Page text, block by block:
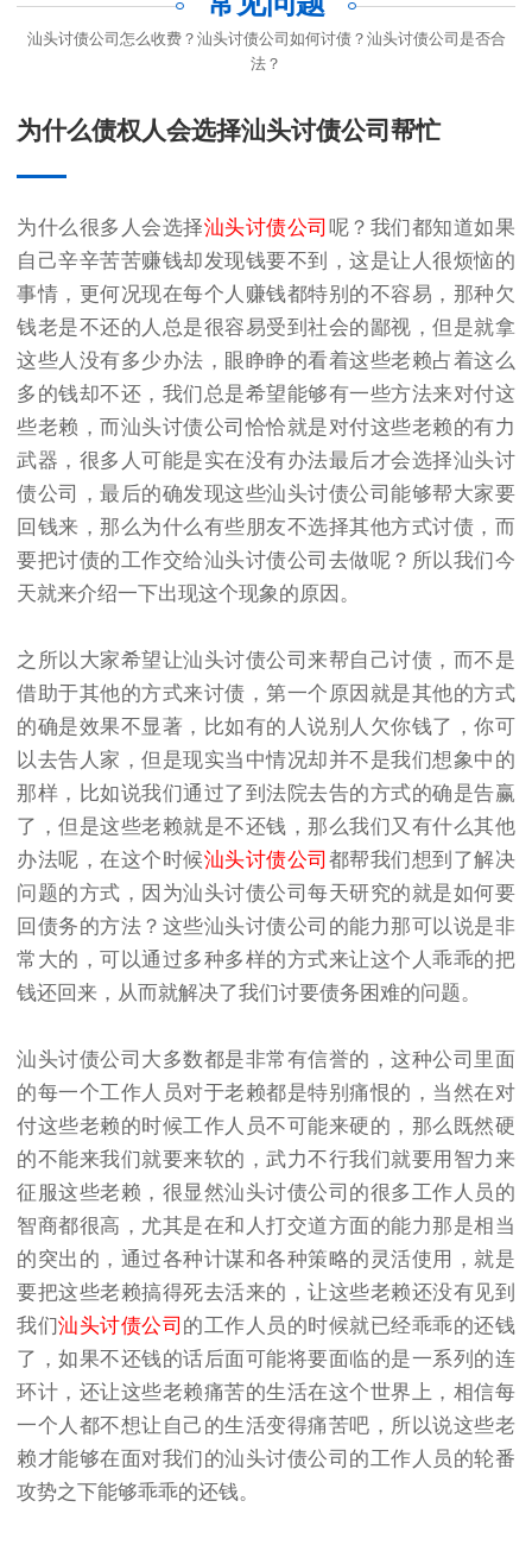
汕头讨债公司怎么收费？汕头讨债公司如何讨债？汕头讨债公司是否合
法？
为什么债权人会选择汕头讨债公司帮忙
为什么很多人会选择汕头讨债公司 呢？我们都知道如果
自己辛辛苦苦赚钱却发现钱要不到，这是让人很烦恼的
事情，更何况现在每个人赚钱都特别的不容易，那种欠
钱老是不还的人总是很容易受到社会的鄙视，但是就拿
这些人没有多少办法，眼睁睁的看着这些老赖占着这么
多的钱却不还，我们总是希望能够有一些方法来对付这
些老赖，而汕头讨债公司恰恰就是对付这些老赖的有力
武器，很多人可能是实在没有办法最后才会选择汕头讨
债公司，最后的确发现这些汕头讨债公司能够帮大家要
回钱来，那么为什么有些朋友不选择其他方式讨债，而
要把讨债的工作交给汕头讨债公司去做呢？所以我们今
天就来介绍一下出现这个现象的原因。
之所以大家希望让汕头讨债公司来帮自己讨债，而不是
借助于其他的方式来讨债，第一个原因就是其他的方式
的确是效果不显著，比如有的人说别人欠你钱了，你可
以去告人家，但是现实当中情况却并不是我们想象中的
那样，比如说我们通过了到法院去告的方式的确是告赢
了，但是这些老赖就是不还钱，那么我们又有什么其他
办法呢，在这个时候汕头讨债公司 都帮我们想到了解决
问题的方式，因为汕头讨债公司每天研究的就是如何要
回债务的方法？这些汕头讨债公司的能力那可以说是非
常大的，可以通过多种多样的方式来让这个人乖乖的把
钱还回来，从而就解决了我们讨要债务困难的问题。
汕头讨债公司大多数都是非常有信誉的，这种公司里面
的每一个工作人员对于老赖都是特别痛恨的，当然在对
付这些老赖的时候工作人员不可能来硬的，那么既然硬
的不能来我们就要来软的，武力不行我们就要用智力来
征服这些老赖，很显然汕头讨债公司的很多工作人员的
智商都很高，尤其是在和人打交道方面的能力那是相当
的突出的，通过各种计谋和各种策略的灵活使用，就是
要把这些老赖搞得死去活来的，让这些老赖还没有见到
我们汕头讨债公司 的工作人员的时候就已经乖乖的还钱
了，如果不还钱的话后面可能将要面临的是一系列的连
环计，还让这些老赖痛苦的生活在这个世界上，相信每
一个人都不想让自己的生活变得痛苦吧，所以说这些老
赖才能够在面对我们的汕头讨债公司的工作人员的轮番
攻势之下能够乖乖的还钱。